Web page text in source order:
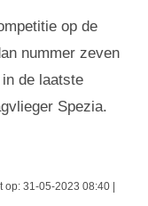
op de
nummer zeven
de laatste
Spezia.
31-05-2023 08:40 |